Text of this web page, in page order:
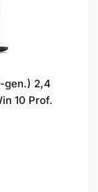
gen.) 2,4
10 Prof.